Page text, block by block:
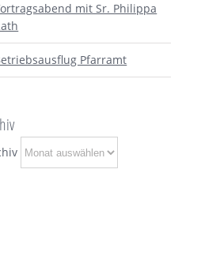
mit Sr. Philippa
Pfarramt